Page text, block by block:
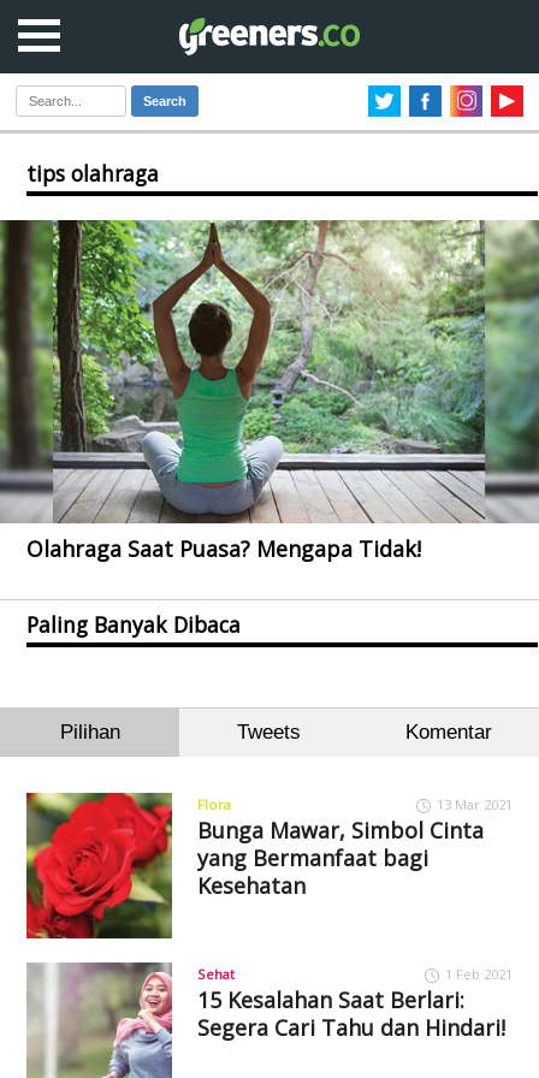
Search
tips olahraga
Olahraga Saat Puasa? Mengapa Tidak!
Paling Banyak Dibaca
Pilihan Tweets Komentar
Flora 13 Mar 2021
Bunga Mawar, Simbol Cinta
yang Bermanfaat bagi
Kesehatan
Sehat 1 Feb 2021
15 Kesalahan Saat Berlari:
Segera Cari Tahu dan Hindari!